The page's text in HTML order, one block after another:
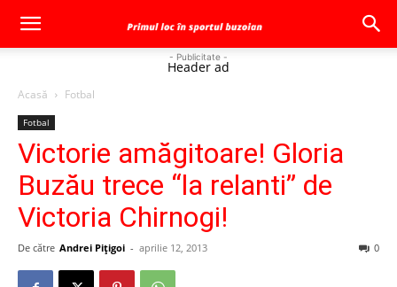
- Publicitate -
Header ad
Acasă Fotbal
Fotbal
Victorie amăgitoare! Gloria
Buzău trece “la relanti” de
Victoria Chirnogi!
De către Andrei Pițigoi - aprilie 12, 2013 0